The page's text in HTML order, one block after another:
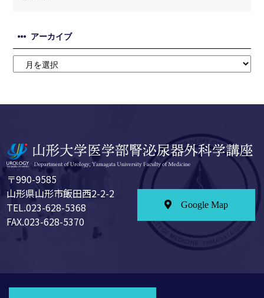
アーカイブ
〒990-9585
山形県山形市飯田西2-2-2
TEL.023-628-5368
FAX.023-628-5370
Google Map